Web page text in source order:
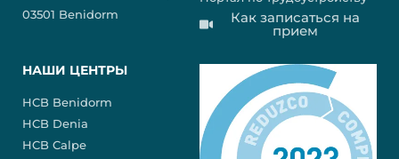
03501 Benidorm
Как записаться на
прием
НАШИ ЦЕНТРЫ
HCB Benidorm
HCB Denia
HCB Calpe